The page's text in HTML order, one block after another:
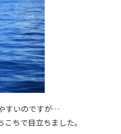
すいのですが…
ちで目立ちました。